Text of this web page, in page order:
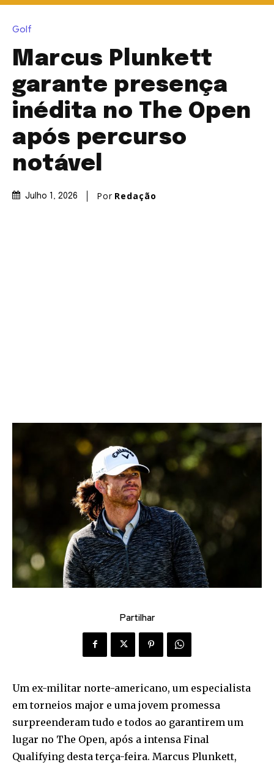
Golf
Marcus Plunkett
garante presença
inédita no The Open
após percurso
notável
Julho 1, 2026 Por Redação
Partilhar
Um ex-militar norte-americano, um especialista
em torneios major e uma jovem promessa
surpreenderam tudo e todos ao garantirem um
lugar no The Open, após a intensa Final
Qualifying desta terça-feira. Marcus Plunkett,